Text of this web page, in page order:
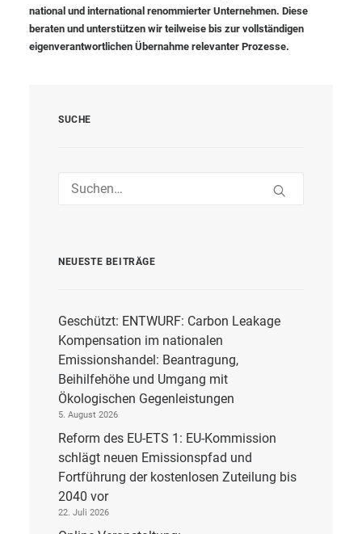
national und international renommierter Unternehmen. Diese
beraten und unterstützen wir teilweise bis zur vollständigen
eigenverantwortlichen Übernahme relevanter Prozesse.
SUCHE
NEUESTE BEITRÄGE
Geschützt: ENTWURF: Carbon Leakage
Kompensation im nationalen
Emissionshandel: Beantragung,
Beihilfehöhe und Umgang mit
Ökologischen Gegenleistungen
5. August 2026
Reform des EU-ETS 1: EU-Kommission
schlägt neuen Emissionspfad und
Fortführung der kostenlosen Zuteilung bis
2040 vor
22. Juli 2026